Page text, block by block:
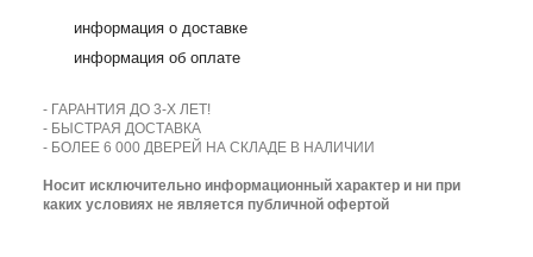
информация о доставке
информация об оплате
- ГАРАНТИЯ ДО 3-Х ЛЕТ!
- БЫСТРАЯ ДОСТАВКА
- БОЛЕЕ 6 000 ДВЕРЕЙ НА СКЛАДЕ В НАЛИЧИИ
Носит исключительно информационный характер и ни при
каких условиях не является публичной офертой